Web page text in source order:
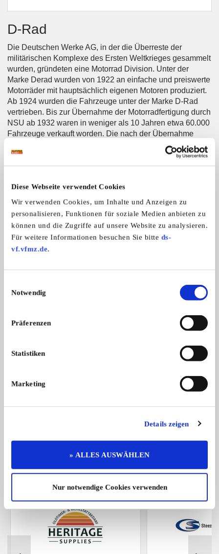
Diese Webseite verwendet Cookies
Wir verwenden Cookies, um Inhalte und Anzeigen zu
personalisieren, Funktionen für soziale Medien anbieten zu
können und die Zugriffe auf unsere Website zu analysieren.
Für weitere Informationen besuchen Sie bitte ds-
vf.vfmz.de.
Notwendig
Präferenzen
Statistiken
Marketing
Details zeigen
» ALLES AUSWÄHLEN
Nur notwendige Cookies verwenden
D-Rad
Die Deutschen Werke AG, in der die Überreste der
militärischen Komplexe des Ersten Weltkrieges gesammelt
wurden, gründeten eine Motorrad Division. Unter der
Marke Derad wurden von 1922 an einfache und preiswerte
Motorräder mit hauptsächlich eigenen Motoren produziert.
Ab 1924 wurden die Fahrzeuge unter der Marke D-Rad
vertrieben. Bis zur Übernahme der Motorradfertigung durch
NSU ab 1932 waren in weniger als 10 Jahren etwa 60.000
Fahrzeuge verkauft worden. Die nach der Übernahme
gefertigten Motorräder liefen unter der Bezeichnung NSU
D-Rad vom Band. Die Produktion endete mit Beginn des
zweiten Weltkrieges.
Neue Anzeigen aus unserem
Marktplatz
1963 1964 Cadillac Ventildeckel. Mit
Deutz Motor/Antrieb
Deutz F1L210D
Entdecken Sie Anbieter aus
unserem Branchenbuch
Alle anzeigen